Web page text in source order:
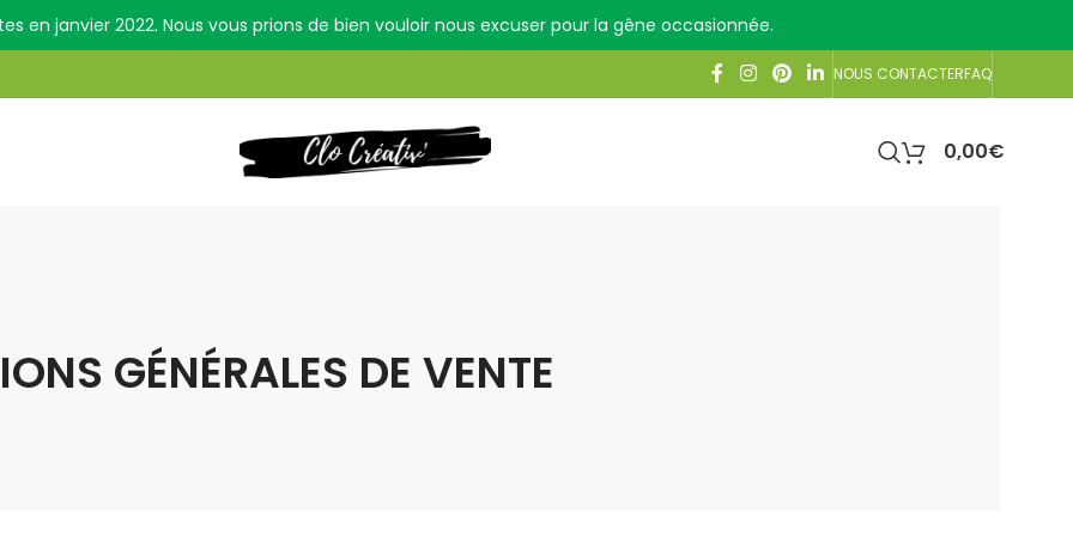
en janvier 2022. Nous vous prions de bien vouloir nous excuser pour la gêne occasionnée.
NOUS CONTACTERFAQ
0,00€
GÉNÉRALES DE VENTE